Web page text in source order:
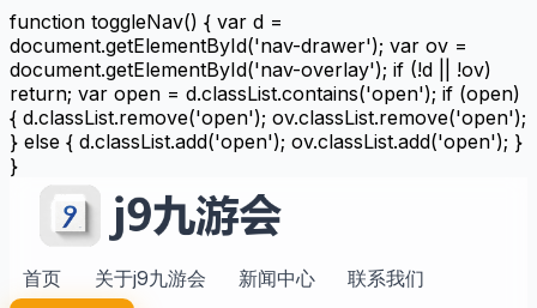
function toggleNav() { var d =
document.getElementById('nav-drawer'); var ov =
document.getElementById('nav-overlay'); if (!d || !ov)
return; var open = d.classList.contains('open'); if (open)
{ d.classList.remove('open'); ov.classList.remove('open');
} else { d.classList.add('open'); ov.classList.add('open'); }
}
首页 关于j9九游会 新闻中心
联系我们